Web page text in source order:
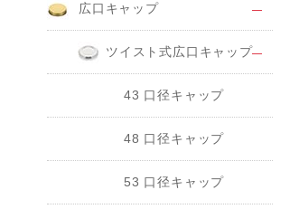
広口キャップ
ツイスト式広口キャップ
43 口径キャップ
48 口径キャップ
53 口径キャップ